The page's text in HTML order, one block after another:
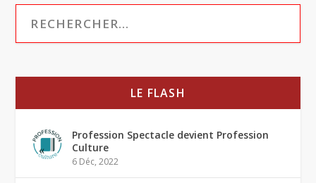
LE FLASH
Profession Spectacle devient Profession
Culture
6 Déc, 2022